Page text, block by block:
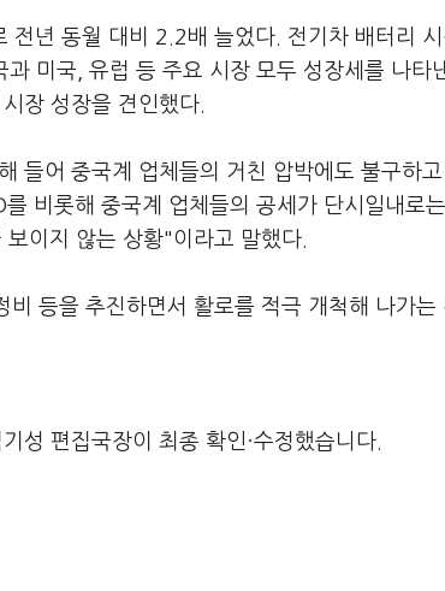
년 동월 대비 2.2배 늘었다. 전기차 배터리
미국, 유럽 등 주요 시장 모두 성장세를 나타
장 성장을 견인했다.
들어 중국계 업체들의 거친 압박에도 불구하
비롯해 중국계 업체들의 공세가 단시일내로는
이지 않는 상황"이라고 말했다.
등을 추진하면서 활로를 적극 개척해 나가는
성 편집국장이 최종 확인·수정했습니다.